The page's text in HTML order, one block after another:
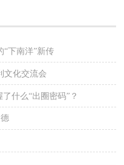
“下南洋”新传
化交流会
什么“出圈密码”？